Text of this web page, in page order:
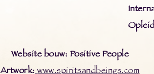
Website bouw: Positive People
Artwork: www.spiritsandbeings.com